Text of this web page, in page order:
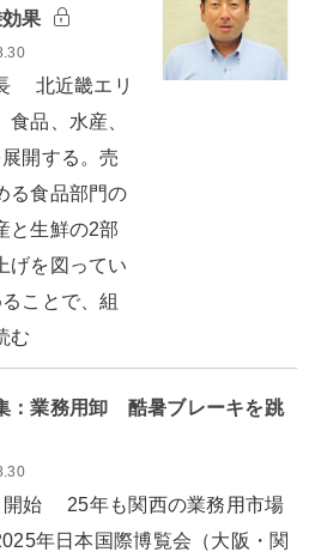
果
北近畿エリ
品、水産、
開する。売
る食品部門の
と生鮮の2部
げを図ってい
ことで、組
む
：業務用卸 酷暑ブレーキを跳
始 25年も関西の業務用市場
年日本国際博覧会（大阪・関